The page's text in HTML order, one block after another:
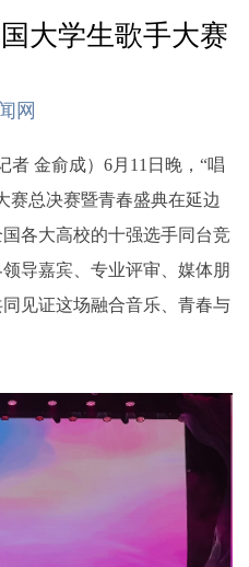
大学生歌手大赛
网
金俞成）6月11日晚，“唱
赛总决赛暨青春盛典在延边
各大高校的十强选手同台竞
导嘉宾、专业评审、媒体朋
见证这场融合音乐、青春与